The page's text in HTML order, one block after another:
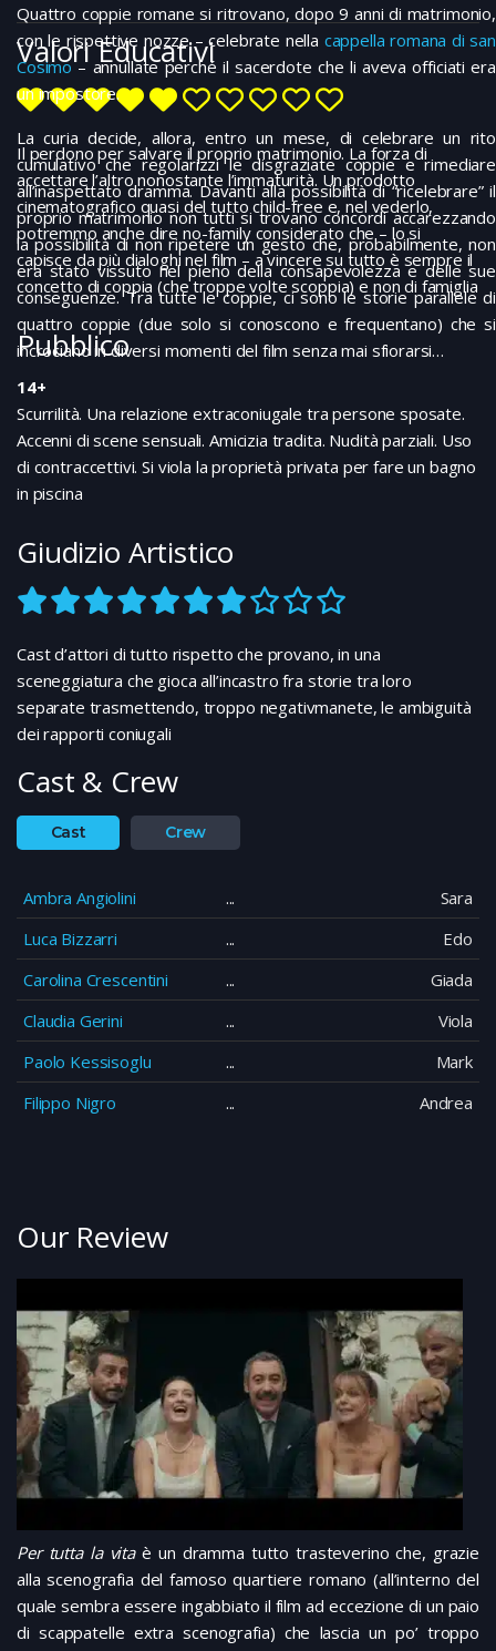
Quattro coppie romane si ritrovano, dopo 9 anni di matrimonio,
con le rispettive nozze – celebrate nella cappella romana di san
Cosimo– annullate perché il sacerdote che li aveva officiati era
un impostore.
La curia decide, allora, entro un mese, di celebrare un rito
cumulativo che regolarizzi le disgraziate coppie e rimediare
all’inaspettato dramma. Davanti alla possibilità di “ricelebrare” il
proprio matrimonio non tutti si trovano concordi accarezzando
la possibilità di non ripetere un gesto che, probabilmente, non
era stato vissuto nel pieno della consapevolezza e delle sue
conseguenze. Tra tutte le coppie, ci sono le storie parallele di
quattro coppie (due solo si conoscono e frequentano) che si
incrociano in diversi momenti del film senza mai sfiorarsi…
Valori Educativi
Il perdono per salvare il proprio matrimonio. La forza di
accettare l’altro nonostante l’immaturità. Un prodotto
cinematografico quasi del tutto child-free e, nel vederlo,
potremmo anche dire no-family considerato che – lo si
capisce da più dialoghi nel film – a vincere su tutto è sempre il
concetto di coppia (che troppe volte scoppia) e non di famiglia
Pubblico
14+
Scurrilità. Una relazione extraconiugale tra persone sposate.
Accenni di scene sensuali. Amicizia tradita. Nudità parziali. Uso
di contraccettivi. Si viola la proprietà privata per fare un bagno
in piscina
Giudizio Artistico
Cast d’attori di tutto rispetto che provano, in una
sceneggiatura che gioca all’incastro fra storie tra loro
separate trasmettendo, troppo negativmanete, le ambiguità
dei rapporti coniugali
Cast & Crew
Cast Crew
Ambra Angiolini
Sara
Luca Bizzarri
Edo
Carolina Crescentini
Giada
Claudia Gerini
Viola
Paolo Kessisoglu
Mark
Filippo Nigro
Andrea
Our Review
Per tutta la vitaè un dramma tutto trasteverino che, grazie
alla scenografia del famoso quartiere romano (all’interno del
quale sembra essere ingabbiato il film ad eccezione di un paio
di scappatelle extra scenografia) che lascia un po’ troppo